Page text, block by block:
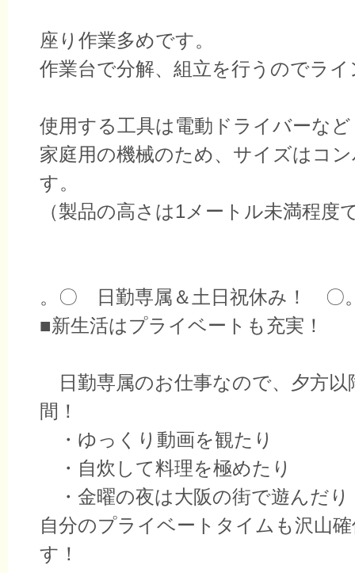
座り作業多めです。
作業台で分解、組立を行うのでラ
使用する工具は電動ドライバーなど
家庭用の機械のため、サイズはコ
す。
（製品の高さは1メートル未満程度
。〇 日勤専属＆土日祝休み！ 〇
■新生活はプライベートも充実！
日勤専属のお仕事なので、夕方以
間！
・ゆっくり動画を観たり
・自炊して料理を極めたり
・金曜の夜は大阪の街で遊んだり
自分のプライベートタイムも沢山
す！